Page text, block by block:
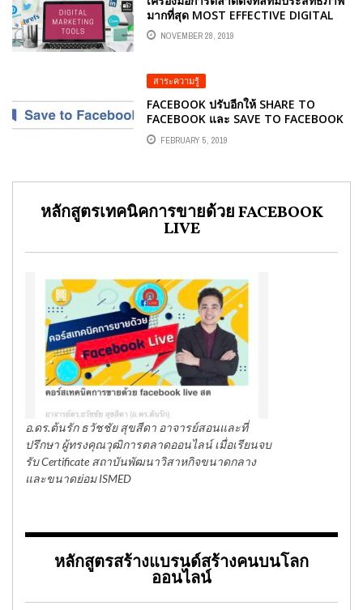
มากที่สุด MOST EFFECTIVE DIGITAL
MARKETING TOOLS
NOVEMBER 28, 2019
สาระความรู้
FACEBOOK ปรับอีกให้ SHARE TO
FACEBOOK และ SAVE TO FACEBOOK
FEBRUARY 5, 2019
หลักสูตรเทคนิคการขายด้วย FACEBOOK
LIVE
อ.ดร.ต้นรัก ธวัชชัย สุขสีดา อาจารย์สอนและที่
ปรึกษา ผู้ทรงคุณวุฒิการตลาดออนไลน์ เมื่อเรียนจบ
รับ Certificate สถาบันพัฒนาวิสาหกิจขนาดกลาง
และขนาดย่อม ISMED
หลักสูตรสร้างแบรนด์สร้างคนบนโลก
ออนไลน์